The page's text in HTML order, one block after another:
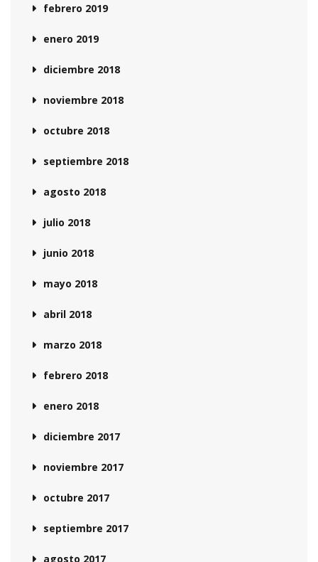
febrero 2019
enero 2019
diciembre 2018
noviembre 2018
octubre 2018
septiembre 2018
agosto 2018
julio 2018
junio 2018
mayo 2018
abril 2018
marzo 2018
febrero 2018
enero 2018
diciembre 2017
noviembre 2017
octubre 2017
septiembre 2017
agosto 2017